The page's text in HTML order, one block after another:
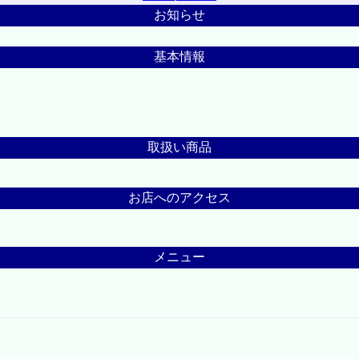
お知らせ
基本情報
取扱い商品
お店へのアクセス
メニュー